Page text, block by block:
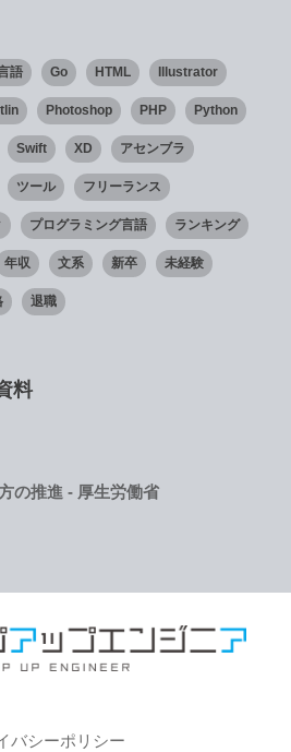
語 Go HTML Illustrator
Photoshop PHP Python
Swift XD アセンブラ
ツール フリーランス
プログラミング言語 ランキング
年収 文系 新卒 未経験
退職
料
の推進 - 厚生労働省
バシーポリシー